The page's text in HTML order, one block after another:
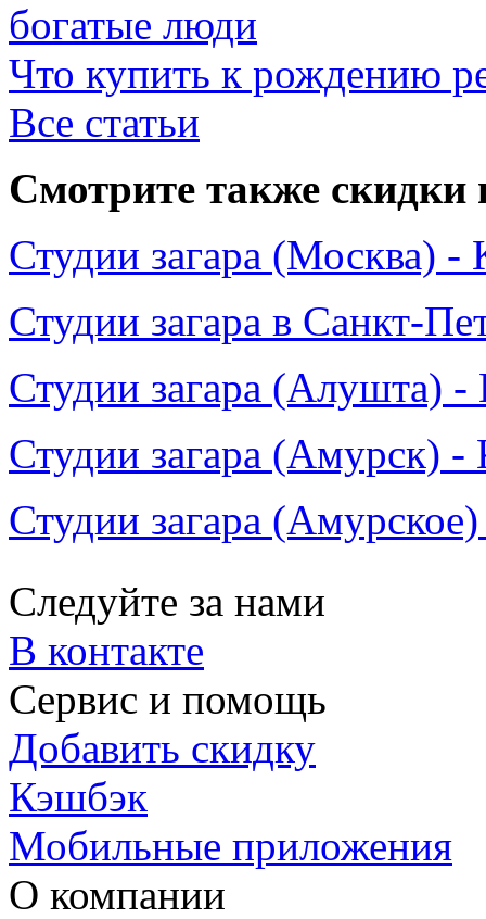
богатые люди
Что купить к рождению
Все статьи
Смотрите также скидки
Студии загара (Москва) -
Студии загара в Санкт-
Студии загара (Алушта) -
Студии загара (Амурск) -
Студии загара
Следуйте за нами
В контакте
Сервис и помощь
Добавить скидку
Кэшбэк
Мобильные приложения
О компании